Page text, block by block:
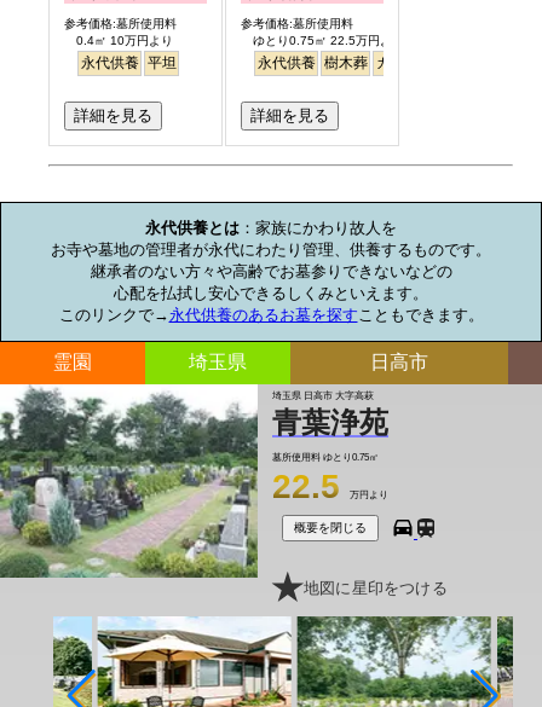
参考価格:墓所使用料
0.4㎡ 10万円より
永代供養 平坦
詳細を見る
参考価格:墓所使用料
ゆとり0.75㎡ 22.5万円より
永代供養 樹木葬 ガーデニング
詳細を見る
永代供養とは ：家族にかわり故人を
お寺や墓地の管理者が永代にわたり管理、供養するものです。
継承者のない方々や高齢でお墓参りできないなどの
心配を払拭し安心できるしくみといえます。
このリンクで→永代供養のあるお墓を探す こともできます。
霊園 埼玉県 日高市
埼玉県 日高市 大字高萩
青葉浄苑
墓所使用料 ゆとり0.75㎡
22.5 万円より
概要を閉じる
地図に星印をつける